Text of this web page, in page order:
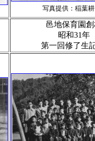
写真提供：稲葉
邑地保育園
昭和31年
第一回修了生